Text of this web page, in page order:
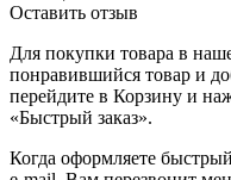
Оставить отзыв
Для покупки товара в
понравившийся товар и
перейдите в Корзину и
«Быстрый заказ».
Когда оформляете